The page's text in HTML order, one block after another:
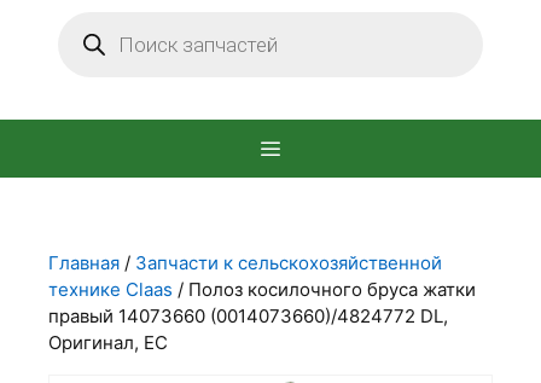
товаров
Главная / Запчасти к сельскохозяйственной
технике Claas / Полоз косилочного бруса жатки
правый 14073660 (0014073660)/4824772 DL,
Оригинал, ЕС